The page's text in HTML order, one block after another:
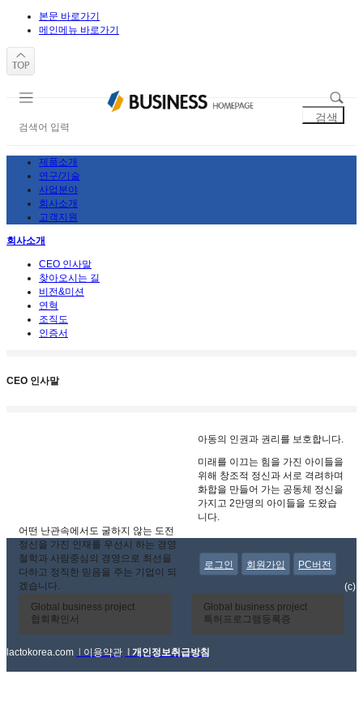
본문 바로가기
메인메뉴 바로가기
제품소개
연구/기술
사업분야
회사소개
고객지원
회사소개
CEO 인사말
찾아오시는 길
비전&미션
연혁
조직도
인증서
CEO 인사말
아동의 인권과 권리를 보호합니다.
미래를 이끄는 힘을 가진 아이들을
위해 창조적 정신과 서로 격려하며
화합을 만들어 가는 공동체 정신을
가지고 2만명의 아이들을 도왔습
니다.
어떤 난관속에서도 굴하지 않는 도전
정신을 가진 인재를 우선시 하는 경영
철학과 사람중심의 경영으로 최선을
다하고 정직한 믿음을 주는 기업이 되
겠습니다.
Global business project
협회확인서
Global business project
특허프로그램등록증
로그인 회원가입
PC버전
(c)
lactokorea.com l 이용약관 l 개인정보취급방침